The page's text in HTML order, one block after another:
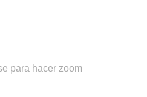
para hacer zoom